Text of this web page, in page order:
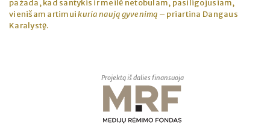
pažada, kad santykis ir meilė netobulam, pasiligojusiam,
vienišam artimuikuria naują gyvenimą – priartina Dangaus
Karalystę.
Projektą iš dalies finansuoja